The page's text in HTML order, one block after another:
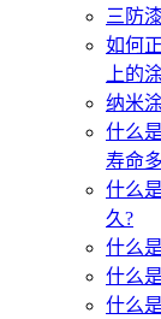
三防
如何
上的
纳米
什么
寿命
什么
久?
什么
什么
什么